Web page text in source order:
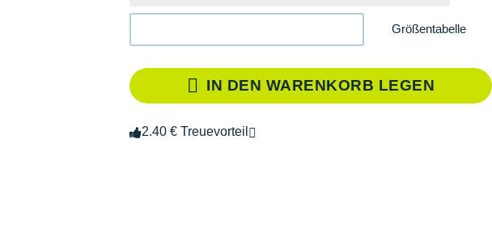
Größentabelle
IN DEN WARENKORB LEGEN
2.40 € Treuevorteil